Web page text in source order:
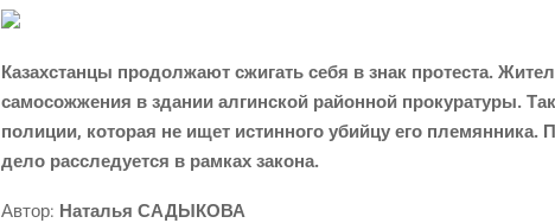
Казах­стан­цы про­дол­жа­ют сжи­гать себя в знак про­те­ста.
само­со­жже­ния в зда­нии алгин­ской рай­он­ной про­ку­ра­ту­ры.
поли­ции, кото­рая не ищет истин­но­го убий­цу его
дело рас­сле­ду­ет­ся в рам­ках закона.
Автор: Ната­лья САДЫКОВА